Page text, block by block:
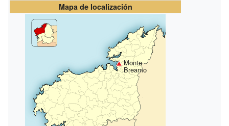
Mapa de localización
Monte
Breamo